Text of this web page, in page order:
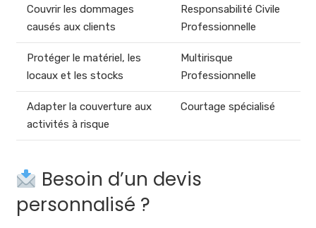
Couvrir les dommages
causés aux clients
Responsabilité Civile
Professionnelle
Protéger le matériel, les
locaux et les stocks
Multirisque
Professionnelle
Adapter la couverture aux
activités à risque
Courtage spécialisé
Besoin d’un devis
personnalisé ?